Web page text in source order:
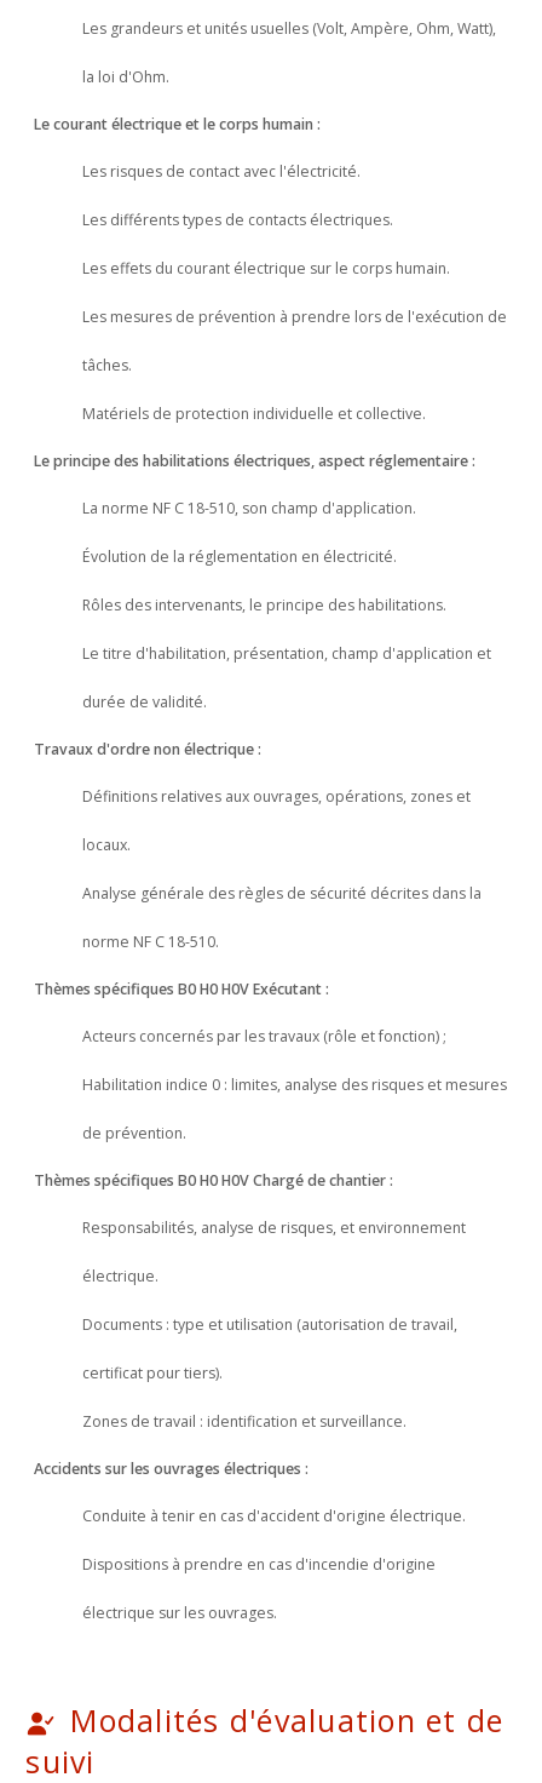
Les grandeurs et unités usuelles (Volt, Ampère, Ohm, Watt),
la loi d'Ohm.
Le courant électrique et le corps humain :
Les risques de contact avec l'électricité.
Les différents types de contacts électriques.
Les effets du courant électrique sur le corps humain.
Les mesures de prévention à prendre lors de l'exécution de
tâches.
Matériels de protection individuelle et collective.
Le principe des habilitations électriques, aspect réglementaire :
La norme NF C 18-510, son champ d'application.
Évolution de la réglementation en électricité.
Rôles des intervenants, le principe des habilitations.
Le titre d'habilitation, présentation, champ d'application et
durée de validité.
Travaux d'ordre non électrique :
Définitions relatives aux ouvrages, opérations, zones et
locaux.
Analyse générale des règles de sécurité décrites dans la
norme NF C 18-510.
Thèmes spécifiques B0 H0 H0V Exécutant :
Acteurs concernés par les travaux (rôle et fonction) ;
Habilitation indice 0 : limites, analyse des risques et mesures
de prévention.
Thèmes spécifiques B0 H0 H0V Chargé de chantier :
Responsabilités, analyse de risques, et environnement
électrique.
Documents : type et utilisation (autorisation de travail,
certificat pour tiers).
Zones de travail : identification et surveillance.
Accidents sur les ouvrages électriques :
Conduite à tenir en cas d'accident d'origine électrique.
Dispositions à prendre en cas d'incendie d'origine
électrique sur les ouvrages.
Modalités d'évaluation et de
suivi